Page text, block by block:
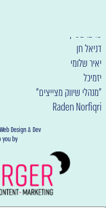
פז ברשטיין
דניאל חן
יאיר שלומי
יזמיכל
"מנהלי שיווק מצייצים"
Raden Norfiqri
Design & Dev
you by